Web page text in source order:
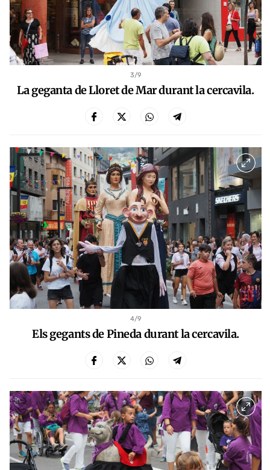
3/9
La geganta de Lloret de Mar durant la cercavila.
4/9
Els gegants de Pineda durant la cercavila.